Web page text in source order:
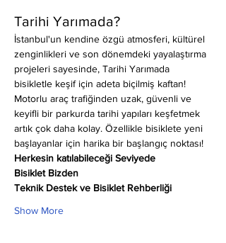
Tarihi Yarımada?
İstanbul'un kendine özgü atmosferi, kültürel
zenginlikleri ve son dönemdeki yayalaştırma
projeleri sayesinde, Tarihi Yarımada
bisikletle keşif için adeta biçilmiş kaftan!
Motorlu araç trafiğinden uzak, güvenli ve
keyifli bir parkurda tarihi yapıları keşfetmek
artık çok daha kolay. Özellikle bisiklete yeni
başlayanlar için harika bir başlangıç noktası!
Herkesin katılabileceği Seviyede
Bisiklet Bizden
Teknik Destek ve Bisiklet Rehberliği
Show More